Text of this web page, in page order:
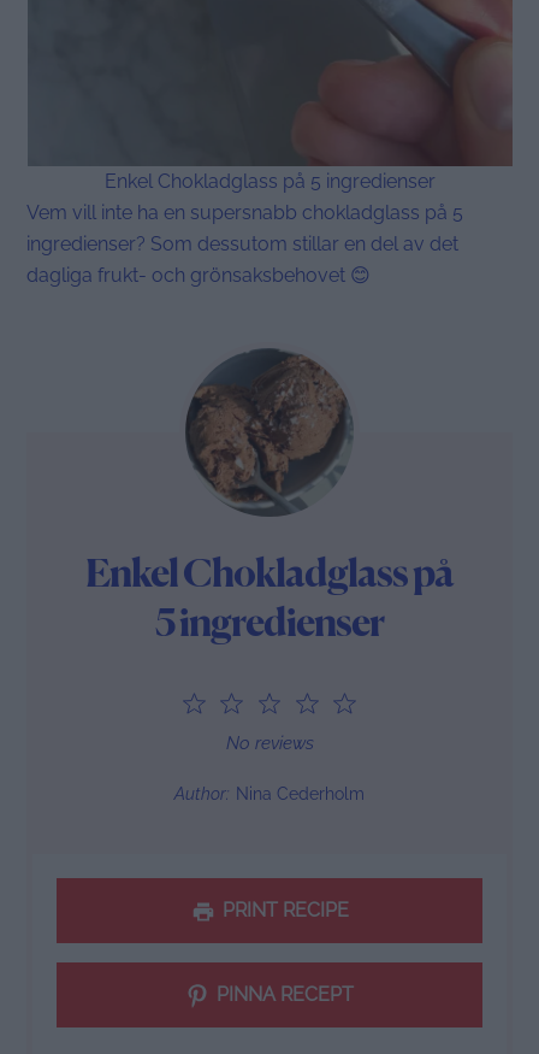
Enkel Chokladglass på 5 ingredienser
Vem vill inte ha en supersnabb chokladglass på 5
ingredienser? Som dessutom stillar en del av det
dagliga frukt- och grönsaksbehovet 😊
Enkel Chokladglass på
5 ingredienser
4
Stars
Stars
1
Star
No reviews
Author: Nina Cederholm
PRINT RECIPE
PINNA RECEPT